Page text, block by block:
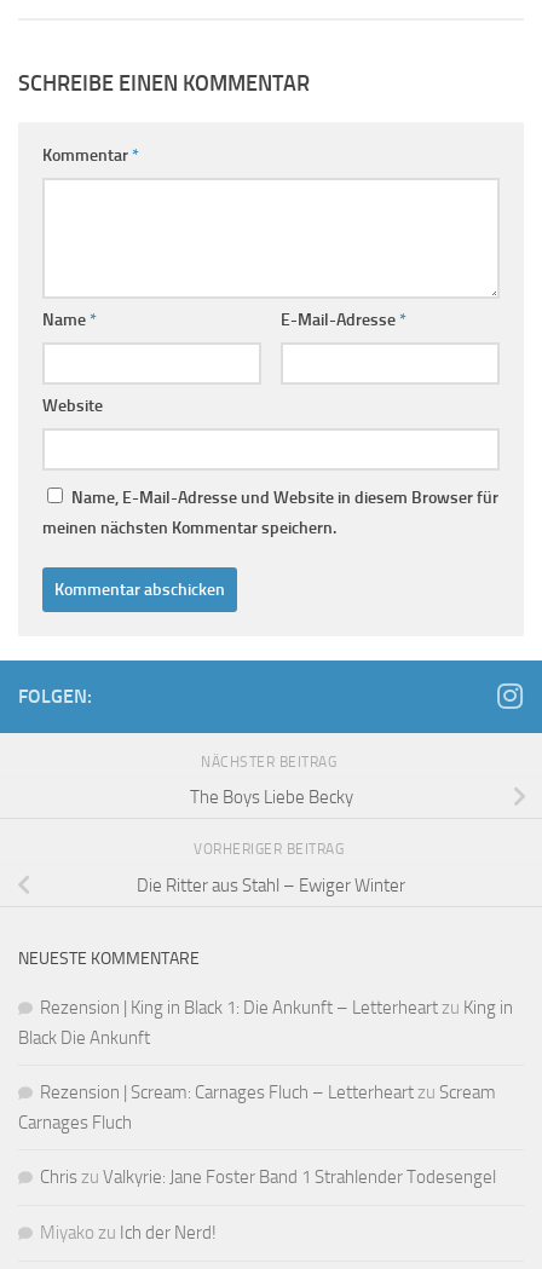
SCHREIBE EINEN KOMMENTAR
Kommentar*
Name* E-Mail-Adresse*
Website
Name, E-Mail-Adresse und Website in diesem Browser für
meinen nächsten Kommentar speichern.
FOLGEN:
NÄCHSTER BEITRAG
The Boys Liebe Becky
VORHERIGER BEITRAG
Die Ritter aus Stahl – Ewiger Winter
NEUESTE KOMMENTARE
Rezension | King in Black 1: Die Ankunft – Letterheartzu King in
Black Die Ankunft
Rezension | Scream: Carnages Fluch – Letterheartzu Scream
Carnages Fluch
Chriszu Valkyrie: Jane Foster Band 1 Strahlender Todesengel
Miyako zu Ich der Nerd!